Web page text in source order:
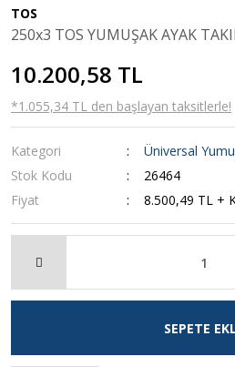
TOS
250x3 TOS YUMUŞAK AYAK
10.200,58 TL
*1.055,34 TL den başlayan taksitlerle!
Kategori
Üniversal
Stok Kodu
26464
Fiyat
8.500,49 TL +
SEPETE